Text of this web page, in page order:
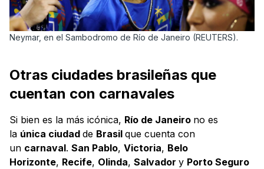
Neymar, en el Sambodromo de Río de Janeiro (REUTERS).
Otras ciudades brasileñas que
cuentan con carnavales
Si bien es la más icónica, Río de Janeiro no es
la única ciudad de Brasil que cuenta con
un carnaval. San Pablo, Victoria, Belo
Horizonte, Recife, Olinda, Salvador y Porto Seguro